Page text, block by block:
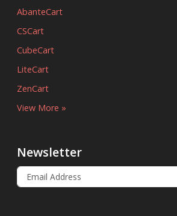
AbanteCart
CSCart
CubeCart
LiteCart
ZenCart
View More »
Newsletter